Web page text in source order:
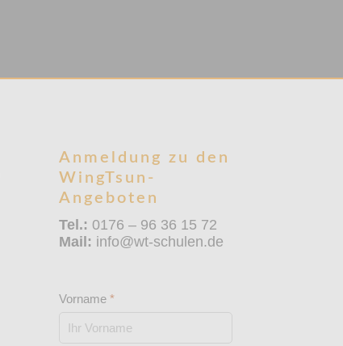
Anmeldung zu den
WingTsun-
Angeboten
Tel.: 0176 – 96 36 15 72
Mail: info@wt-schulen.de
Vorname *